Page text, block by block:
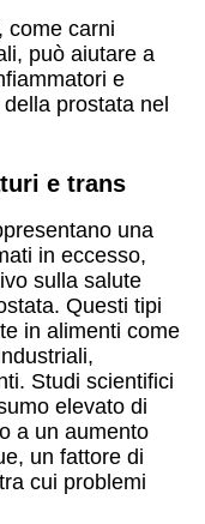
come carni
può aiutare a
e
prostata nel
e trans
una
in eccesso,
sulla salute
Questi tipi
in alimenti come
Studi scientifici
elevato di
a un aumento
un fattore di
cui problemi